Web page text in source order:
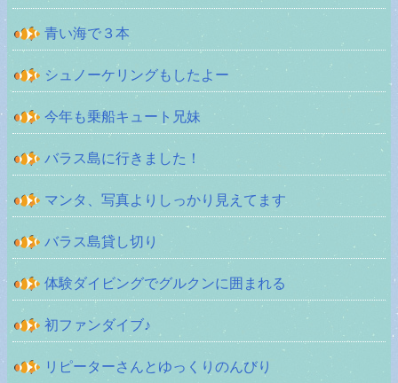
青い海で３本
シュノーケリングもしたよー
今年も乗船キュート兄妹
バラス島に行きました！
マンタ、写真よりしっかり見えてます
バラス島貸し切り
体験ダイビングでグルクンに囲まれる
初ファンダイブ♪
リピーターさんとゆっくりのんびり